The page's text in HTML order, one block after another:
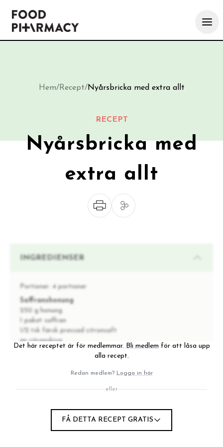
Hem/Recept/Nyårsbricka med extra allt
RECEPT
Nyårsbricka med
extra allt
INGREDIENSER
Portioner: 4 portioner
Saffranshonung
250 g honung
1 paket saffran
1/2 tsk färsk pressad citronsaft
en citronskiva
2–3 dl råa pekannötter
2–3 msk lönnsirap
en nypa havssalt
Det här receptet är för medlemmar. Bli medlem för att låsa upp
alla recept.
Redan medlem? Logga in här
eller
FÅ DETTA RECEPT GRATIS